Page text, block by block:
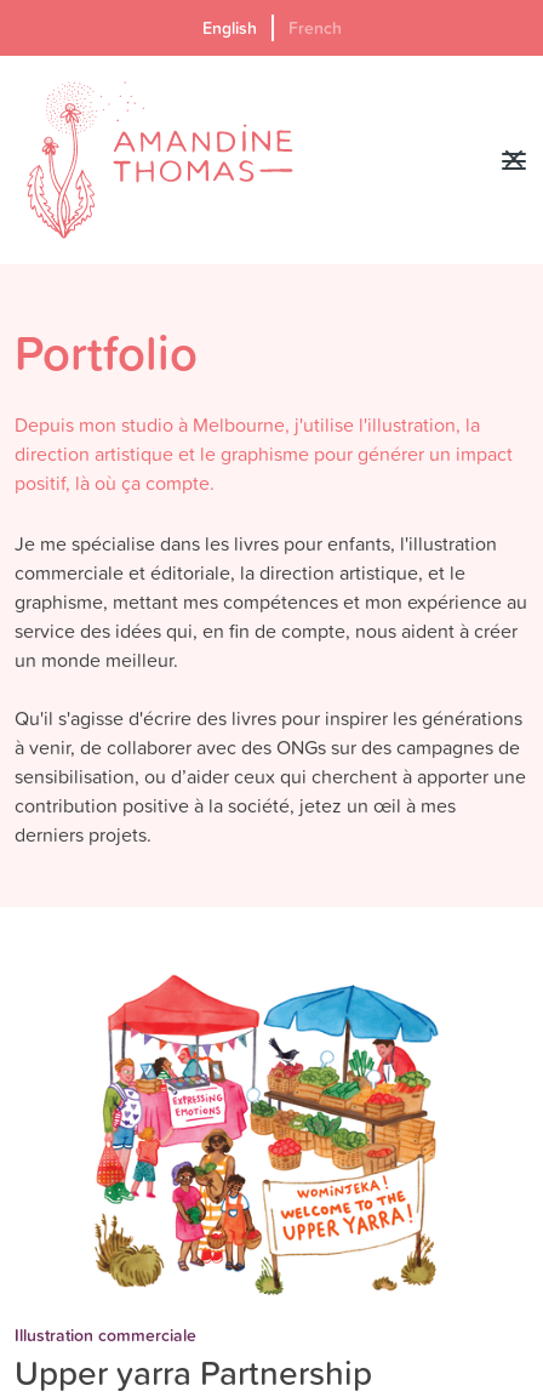
English French
Portfolio
Depuis mon studio à Melbourne, j'utilise l'illustration, la
direction artistique et le graphisme pour générer un impact
positif, là où ça compte.
Je me spécialise dans les livres pour enfants, l'illustration
commerciale et éditoriale, la direction artistique, et le
graphisme, mettant mes compétences et mon expérience au
service des idées qui, en fin de compte, nous aident à créer
un monde meilleur.
Qu'il s'agisse d'écrire des livres pour inspirer les générations
à venir, de collaborer avec des ONGs sur des campagnes de
sensibilisation, ou d’aider ceux qui cherchent à apporter une
contribution positive à la société, jetez un œil à mes
derniers projets.
Illustration commerciale
Upper yarra Partnership